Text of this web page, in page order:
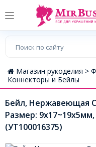
Магазин рукоделия >
Коннекторы и Бейлы
Бейл, Нержавеющая
Размер:
(УТ100016375)